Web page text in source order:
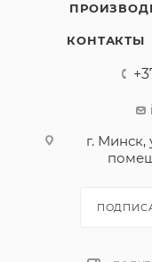
КОНТАКТЫ
г. Минск,